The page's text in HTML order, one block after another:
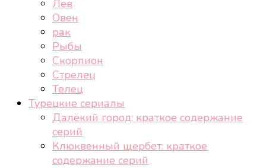
Лев
Овен
рак
Рыбы
Скорпион
Стрелец
Телец
Турецкие сериалы
Далёкий город: краткое содержание
серий
Клюквенный щербет: краткое
содержание серий